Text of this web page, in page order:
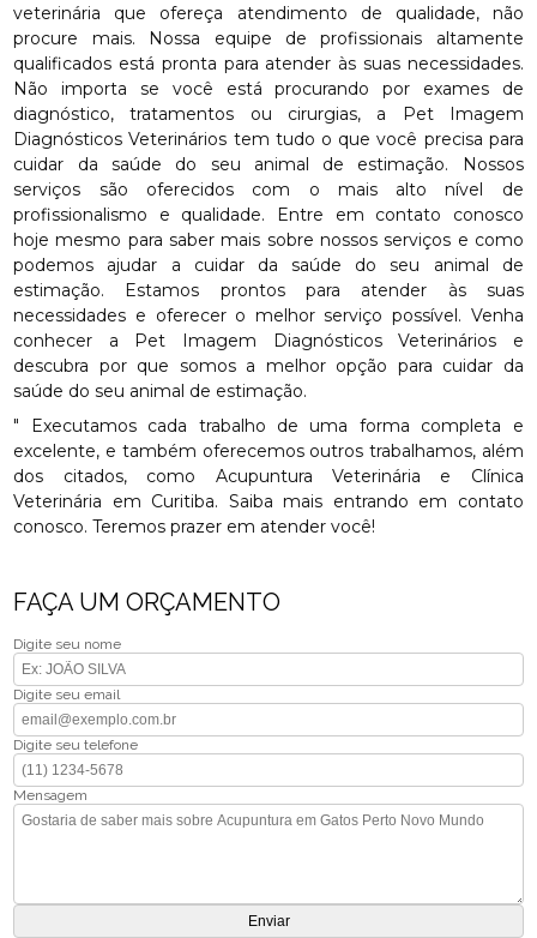
veterinária que ofereça atendimento de qualidade, não
procure mais. Nossa equipe de profissionais altamente
qualificados está pronta para atender às suas necessidades.
Não importa se você está procurando por exames de
diagnóstico, tratamentos ou cirurgias, a Pet Imagem
Diagnósticos Veterinários tem tudo o que você precisa para
cuidar da saúde do seu animal de estimação. Nossos
serviços são oferecidos com o mais alto nível de
profissionalismo e qualidade. Entre em contato conosco
hoje mesmo para saber mais sobre nossos serviços e como
podemos ajudar a cuidar da saúde do seu animal de
estimação. Estamos prontos para atender às suas
necessidades e oferecer o melhor serviço possível. Venha
conhecer a Pet Imagem Diagnósticos Veterinários e
descubra por que somos a melhor opção para cuidar da
saúde do seu animal de estimação.
" Executamos cada trabalho de uma forma completa e
excelente, e também oferecemos outros trabalhamos, além
dos citados, como Acupuntura Veterinária e Clínica
Veterinária em Curitiba. Saiba mais entrando em contato
conosco. Teremos prazer em atender você!
FAÇA UM ORÇAMENTO
Digite seu nome
Digite seu email
Digite seu telefone
Mensagem